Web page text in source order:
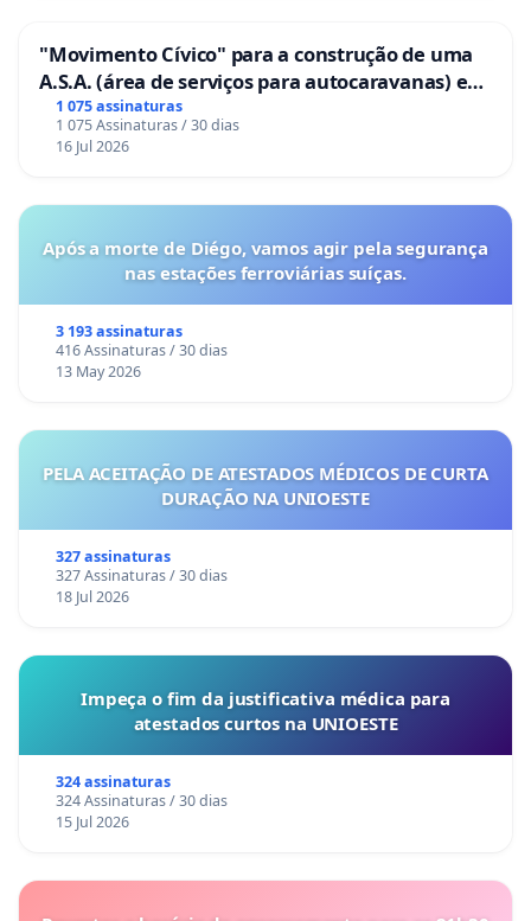
"Movimento Cívico" para a construção de uma
A.S.A. (área de serviços para autocaravanas) em
Coimbra
1 075 assinaturas
1 075 Assinaturas / 30 dias
16 Jul 2026
Após a morte de Diégo, vamos agir pela segurança
nas estações ferroviárias suíças.
3 193 assinaturas
416 Assinaturas / 30 dias
13 May 2026
PELA ACEITAÇÃO DE ATESTADOS MÉDICOS DE CURTA
DURAÇÃO NA UNIOESTE
327 assinaturas
327 Assinaturas / 30 dias
18 Jul 2026
Impeça o fim da justificativa médica para
atestados curtos na UNIOESTE
324 assinaturas
324 Assinaturas / 30 dias
15 Jul 2026